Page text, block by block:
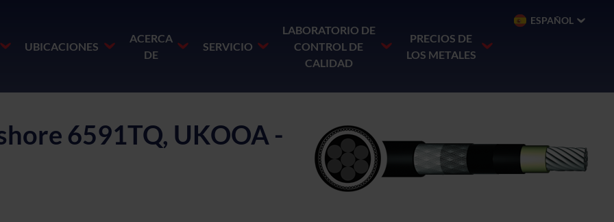
UBICACIONES
ACERCA
DE
SERVICIO
LABORATORIO DE
CONTROL DE
CALIDAD
PRECIOS DE
LOS METALES
ESPAÑOL
6591TQ, UKOOA -